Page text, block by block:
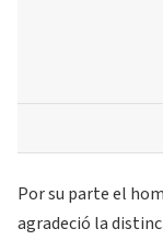
Por su parte el
agradeció la